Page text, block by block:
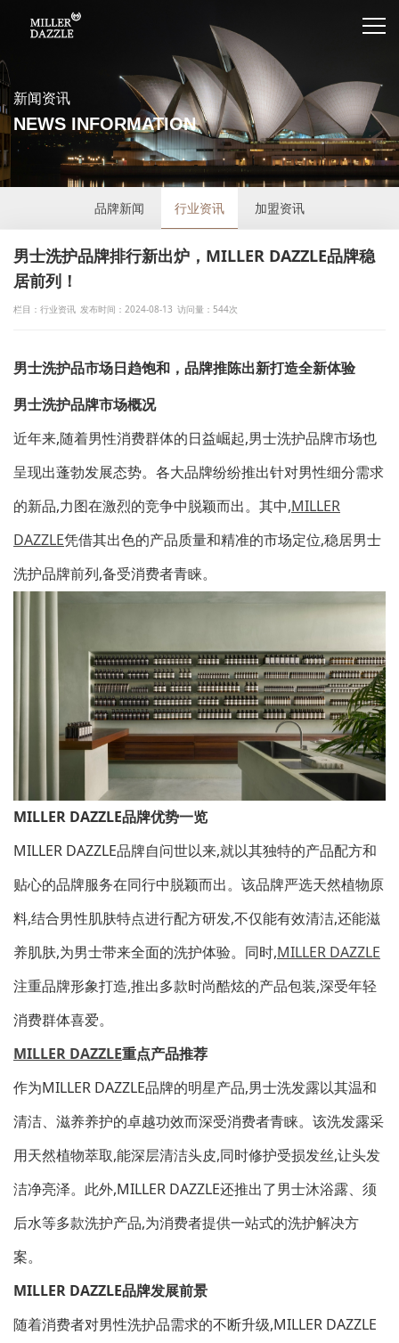
新闻资讯
NEWS INFORMATION
品牌新闻 行业资讯 加盟资讯
男士洗护品牌排行新出炉，MILLER DAZZLE品牌稳
居前列！
栏目：行业资讯 发布时间：2024-08-13 访问量：544次
男士洗护品市场日趋饱和，品牌推陈出新打造全新体验
男士洗护品牌市场概况
近年来,随着男性消费群体的日益崛起,男士洗护品牌市场也
呈现出蓬勃发展态势。各大品牌纷纷推出针对男性细分需求
的新品,力图在激烈的竞争中脱颖而出。其中,MILLER
DAZZLE凭借其出色的产品质量和精准的市场定位,稳居男士
洗护品牌前列,备受消费者青睐。
MILLER DAZZLE品牌优势一览
MILLER DAZZLE品牌自问世以来,就以其独特的产品配方和
贴心的品牌服务在同行中脱颖而出。该品牌严选天然植物原
料,结合男性肌肤特点进行配方研发,不仅能有效清洁,还能滋
养肌肤,为男士带来全面的洗护体验。同时,MILLER DAZZLE
注重品牌形象打造,推出多款时尚酷炫的产品包装,深受年轻
消费群体喜爱。
MILLER DAZZLE重点产品推荐
作为MILLER DAZZLE品牌的明星产品,男士洗发露以其温和
清洁、滋养养护的卓越功效而深受消费者青睐。该洗发露采
用天然植物萃取,能深层清洁头皮,同时修护受损发丝,让头发
洁净亮泽。此外,MILLER DAZZLE还推出了男士沐浴露、须
后水等多款洗护产品,为消费者提供一站式的洗护解决方
案。
MILLER DAZZLE品牌发展前景
随着消费者对男性洗护品需求的不断升级,MILLER DAZZLE